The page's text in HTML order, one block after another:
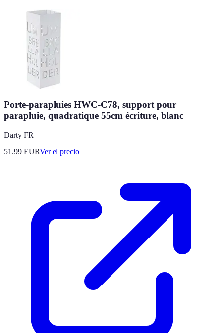
Porte-parapluies HWC-C78, support pour
parapluie, quadratique 55cm écriture, blanc
Darty FR
51.99 EURVer el precio